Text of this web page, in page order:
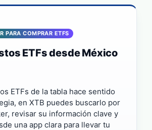
PARA COMPRAR ETFS
ETFs desde México
ETFs de la tabla hace sentido
en XTB puedes buscarlo por
revisar su información clave y
una app clara para llevar tu